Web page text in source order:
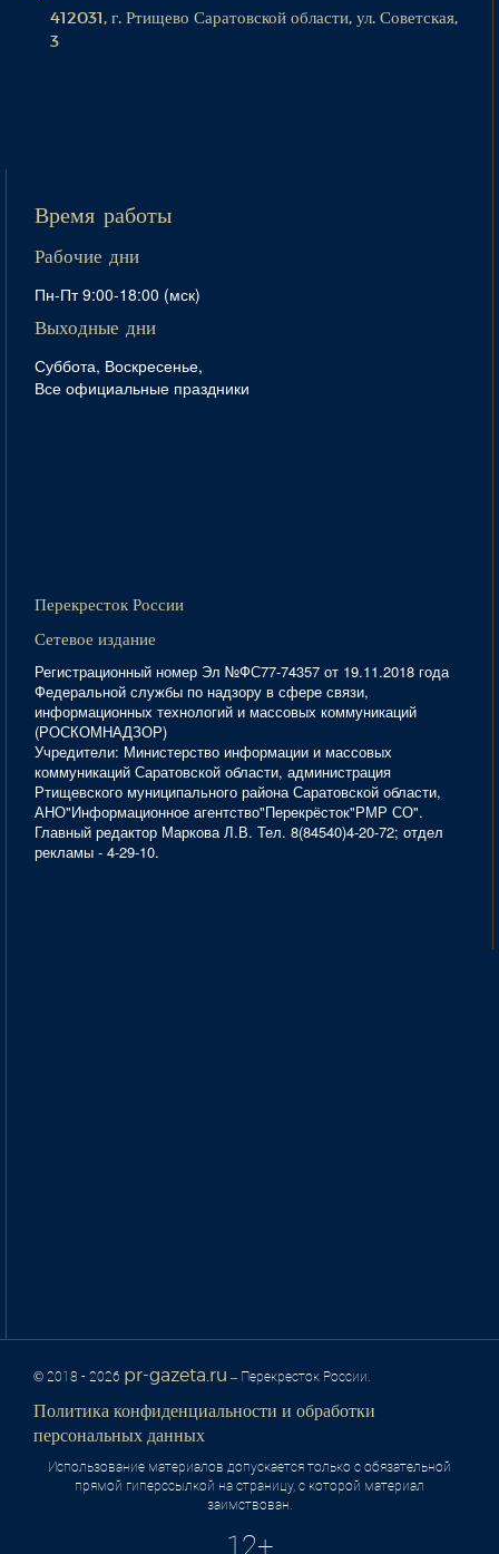
412031, г. Ртищево Саратовской области, ул. Советская,
3
Время работы
Рабочие дни
Пн-Пт 9:00-18:00 (мск)
Выходные дни
Суббота, Воскресенье,
Все официальные праздники
Перекресток России
Сетевое издание
Регистрационный номер Эл №ФС77-74357 от 19.11.2018 года
Федеральной службы по надзору в сфере связи,
информационных технологий и массовых коммуникаций
(РОСКОМНАДЗОР)
Учредители: Министерство информации и массовых
коммуникаций Саратовской области, администрация
Ртищевского муниципального района Саратовской области,
АНО"Информационное агентство"Перекрёсток"РМР СО".
Главный редактор Маркова Л.В. Тел. 8(84540)4-20-72; отдел
рекламы - 4-29-10.
© 2018 - 2026 pr-gazeta.ru – Перекресток России.
Политика конфиденциальности и обработки
персональных данных
Использование материалов допускается только с обязательной
прямой гиперссылкой на страницу, с которой материал
заимствован.
12+